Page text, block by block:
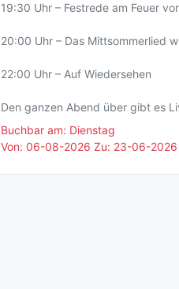
19:30 Uhr – Festrede am Feuer
20:00 Uhr – Das Mittsommerlied
22:00 Uhr – Auf Wiedersehen
Den ganzen Abend über gibt es
Buchbar am: Dienstag
Von: 06-08-2026 Zu: 23-06-2026